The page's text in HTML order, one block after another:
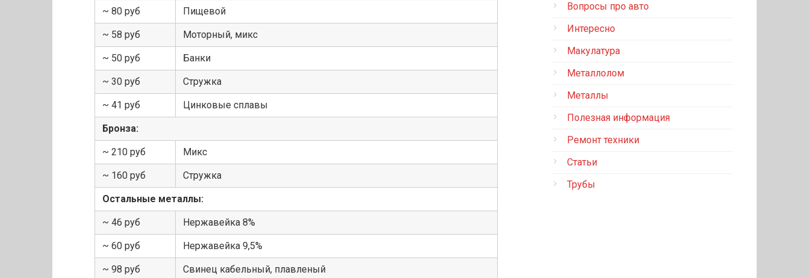
~ 80 руб Пищевой
~ 58 руб Моторный, микс
~ 50 руб Банки
~ 30 руб Стружка
~ 41 руб Цинковые сплавы
Бронза:
~ 210 руб Микс
~ 160 руб Стружка
Остальные металлы:
~ 46 руб Нержавейка 8%
~ 60 руб Нержавейка 9,5%
~ 98 руб Свинец кабельный, плавленый
Вопросы про авто
Интересно
Макулатура
Металлолом
Металлы
Полезная информация
Ремонт техники
Статьи
Трубы